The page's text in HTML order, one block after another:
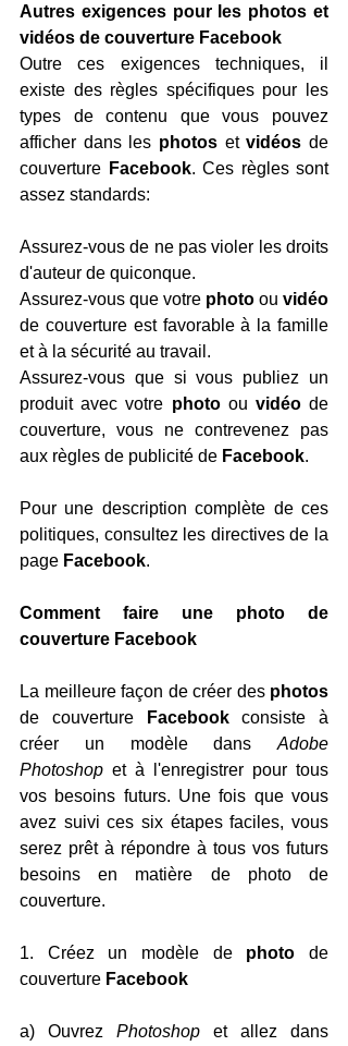
Autres exigences pour les photos et
vidéos de couverture Facebook
Outre ces exigences techniques, il
existe des règles spécifiques pour les
types de contenu que vous pouvez
afficher dans les photos et vidéos de
couverture Facebook. Ces règles sont
assez standards:
Assurez-vous de ne pas violer les droits
d'auteur de quiconque.
Assurez-vous que votre photo ou
de couverture est favorable à la famille
et à la sécurité au travail.
Assurez-vous que si vous publiez un
produit avec votre photo ou vidéo de
couverture, vous ne contrevenez pas
aux règles de publicité de Facebook.
Pour une description complète de ces
politiques, consultez les directives de la
page Facebook.
Comment faire une photo de
couverture Facebook
La meilleure façon de créer des
de couverture
Facebook consiste à
créer un modèle dans Adobe
Photoshop et à l'enregistrer pour tous
vos besoins futurs. Une fois que vous
avez suivi ces six étapes faciles, vous
serez prêt à répondre à tous vos futurs
besoins en matière de photo de
couverture.
1. Créez un modèle de photo de
couverture Facebook
a) Ouvrez Photoshop